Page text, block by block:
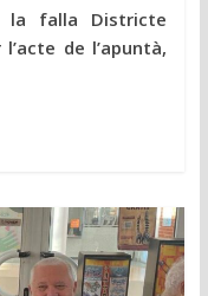
la falla Districte
de l’apuntà,